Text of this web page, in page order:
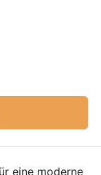
eine moderne